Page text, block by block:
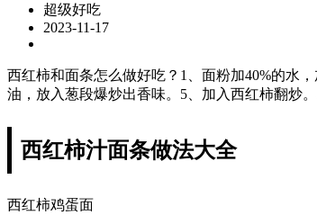
超级好吃
2023-11-17
西红柿和面条怎么做好吃？1、面粉加40%的水
油，放入葱段爆炒出香味。5、加入西红柿翻炒
西红柿汁面条做法大全
西红柿鸡蛋面